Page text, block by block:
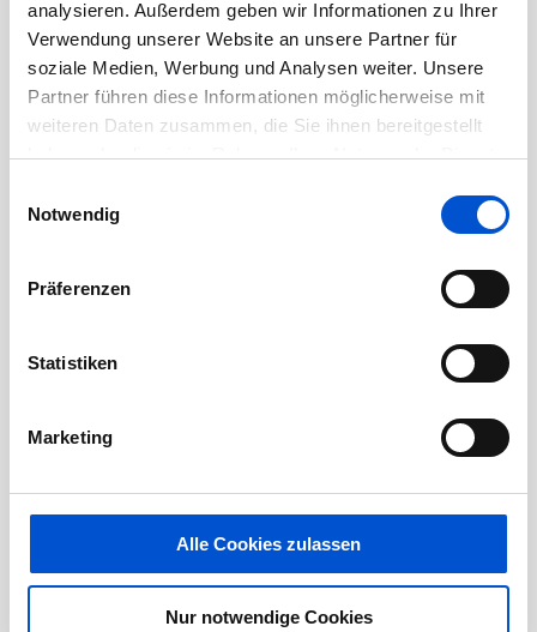
analysieren. Außerdem geben wir Informationen zu Ihrer
Verwendung unserer Website an unsere Partner für
soziale Medien, Werbung und Analysen weiter. Unsere
Partner führen diese Informationen möglicherweise mit
weiteren Daten zusammen, die Sie ihnen bereitgestellt
haben oder die sie im Rahmen Ihrer Nutzung der Dienste
Notwendig
Präferenzen
Statistiken
Marketing
Alle Cookies zulassen
Nur notwendige Cookies
Juni 2020
Mai 2020
April 2020
März 2020
Februar 2020
Dezember 2019
Juni 2019
Mai 2019